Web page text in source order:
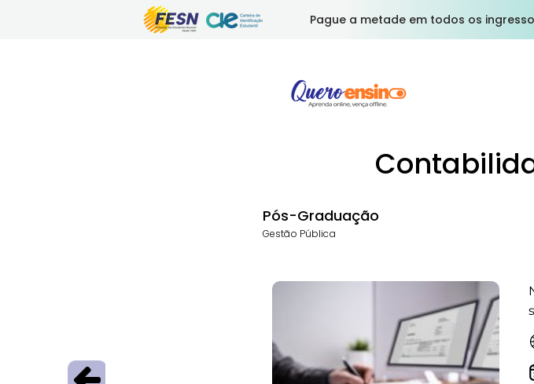
Pague a metade em todos os
Pós-Graduação
Gestão Pública